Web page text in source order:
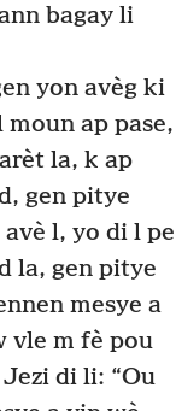
bagay li
yon avèg ki
ap pase,
la, k ap
gen pitye
l, yo di l pe
la, gen pitye
mesye a
vle m fè pou
Jezi di li: “Ou